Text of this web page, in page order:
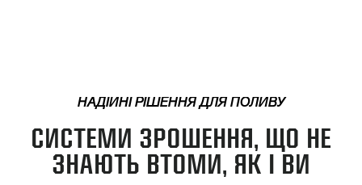
НАДІЙНІ РІШЕННЯ ДЛЯ ПОЛИВУ
СИСТЕМИ ЗРОШЕННЯ, ЩО НЕ
ЗНАЮТЬ ВТОМИ, ЯК І ВИ